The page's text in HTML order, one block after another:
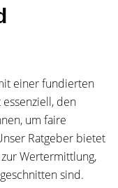
einer fundierten
den
um faire
Ratgeber bietet
Wertermittlung,
sind.